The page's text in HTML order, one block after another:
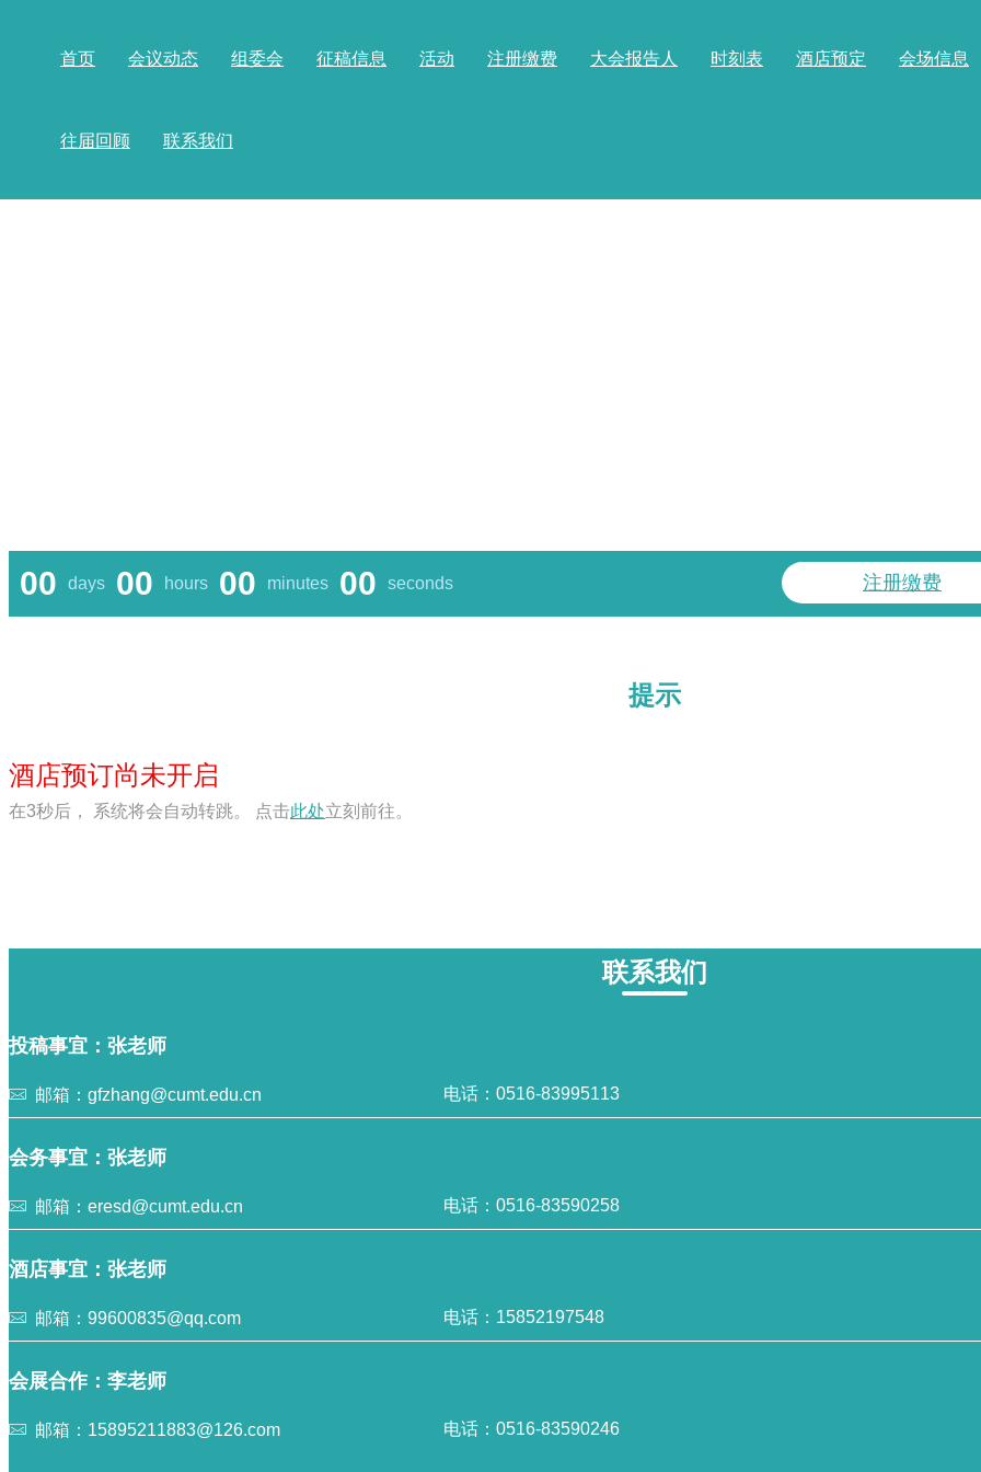
首页 会议动态 组委会 征稿信息 活动 注册缴费 大会报告人 时刻表 酒店预定 会场信息
往届回顾 联系我们
00 days 00 hours 00 minutes 00 seconds 注册缴费
提示
酒店预订尚未开启
在3秒后， 系统将会自动转跳。 点击此处立刻前往。
联系我们
投稿事宜：张老师
邮箱：gfzhang@cumt.edu.cn 电话：0516-83995113
会务事宜：张老师
邮箱：eresd@cumt.edu.cn 电话：0516-83590258
酒店事宜：张老师
邮箱：99600835@qq.com 电话：15852197548
会展合作：李老师
邮箱：15895211883@126.com 电话：0516-83590246